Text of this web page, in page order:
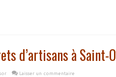
d’artisans à Saint-
Laisser un commentaire